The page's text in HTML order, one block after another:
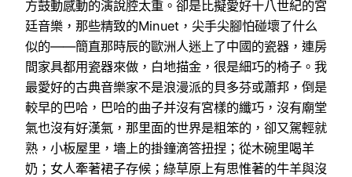
方鼓動感動的演說腔太重。卻是比擬愛好十八世紀的宮
廷音樂，那些精致的Minuet，尖手尖腳怕碰壞了什么
似的——簡直那時辰的歐洲人迷上了中國的瓷器，連房
間家具都用瓷器來做，白地描金，很是細巧的椅子。我
最愛好的古典音樂家不是浪漫派的貝多芬或蕭邦，倒是
較早的巴哈，巴哈的曲子并沒有宮樣的纖巧，沒有廟堂
氣也沒有好漢氣，那里面的世界是粗笨的，卻又駕輕就
熟，小板屋里，墻上的掛鐘滴答扭捏；從木碗里喝羊
奶；女人牽著裙子存候；綠草原上有思惟著的牛羊與沒